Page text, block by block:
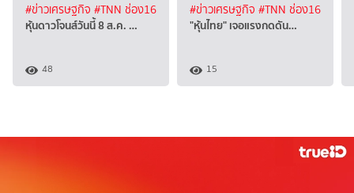
#ข่าวเศรษฐกิจ #TNN ช่อง16
หุ้นดาวโจนส์วันนี้ 8 ส.ค. …
48
#ข่าวเศรษฐกิจ #TNN ช่อง16
"หุ้นไทย" เจอแรงกดดัน…
15